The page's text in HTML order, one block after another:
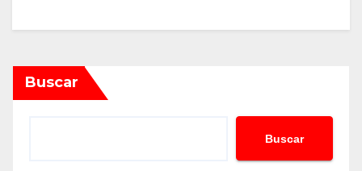
Buscar
Buscar